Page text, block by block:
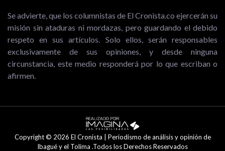
Se advierte, que los columnistas de El Cronista.co ejercerán su
misión sin ataduras ni mordazas, pero guardando el debido
respeto en sus artículos. Solo ellos, serán responsables
exclusivamente de sus opiniones, y desde ninguna
circunstancia, este medio responderá por lo que escriban o
afirmen.
Copyright © 2026 El Cronista | Periodismo de análisis y opinión de
Ibagué y el Tolima .Todos los Derechos Reservados